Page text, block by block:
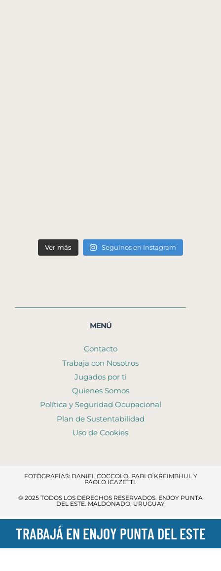
TRABAJÁ EN ENJOY PUNTA DEL ESTE
Ver más Seguinos en Instagram
MENÚ
Contacto
Trabaja con Nosotros
Jugados por ti
Quienes Somos
Política y Seguridad Ocupacional
Plan de Sustentabilidad
Uso de Cookies
FOTOGRAFÍAS: DANIEL COCCOLO, PABLO KREIMBHUL Y
PAOLO ICAZETTI.
© 2025 TODOS LOS DERECHOS RESERVADOS​. ENJOY PUNTA
DEL ESTE. MALDONADO, URUGUAY
, donde encontrarás laRecepciónal ingresar.
Agradecemos tu comprensión y te pedimos disculpas por las molestias que estas mejoras puedan ocasionar.